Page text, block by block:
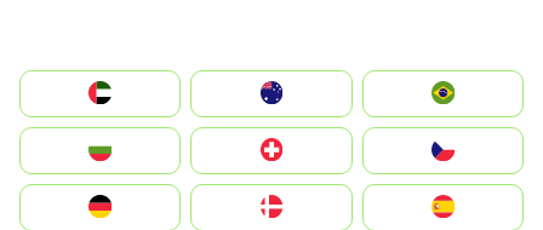
الإمارات العربية المتحدة
Switzerland
Deutschland